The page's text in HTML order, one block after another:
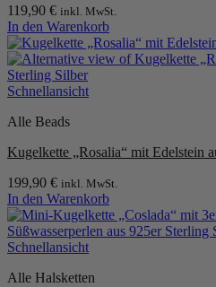
119,90 € inkl. MwSt.
In den Warenkorb
Schnellansicht
Alle Beads
Kugelkette „Rosalia“ mit Edelstein
199,90 € inkl. MwSt.
In den Warenkorb
Schnellansicht
Alle Halsketten